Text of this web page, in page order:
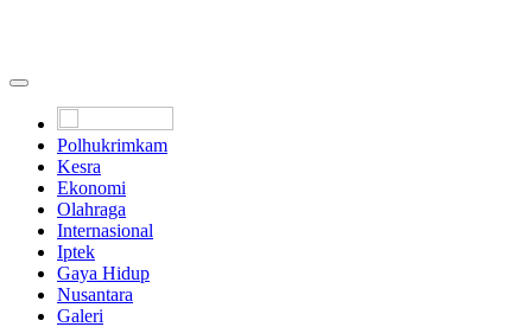
Polhukrimkam
Kesra
Ekonomi
Olahraga
Internasional
Iptek
Gaya Hidup
Nusantara
Galeri